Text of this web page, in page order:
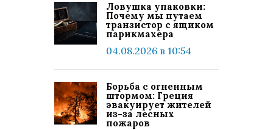
Ловушка упаковки:
Почему мы путаем
транзистор с ящиком
парикмахера
04.08.2026 в 10:54
Борьба с огненным
штормом: Греция
эвакуирует жителей
из-за лесных
пожаров